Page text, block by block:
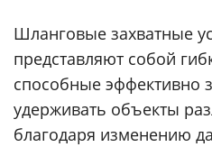
Шланговые захватные
представляют собой
способные эффективно
удерживать объекты
благодаря изменению